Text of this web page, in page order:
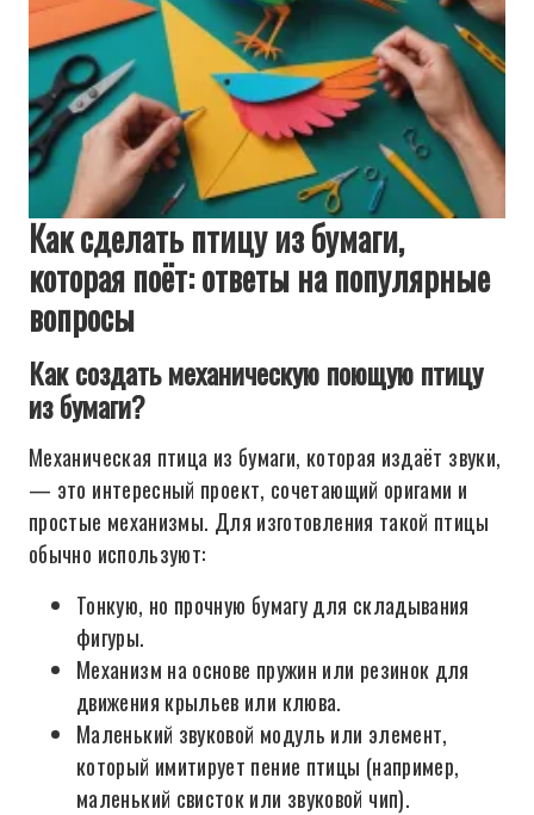
Как сделать птицу из бумаги,
которая поёт: ответы на популярные
вопросы
Как создать механическую поющую птицу
из бумаги?
Механическая птица из бумаги, которая издаёт звуки,
— это интересный проект, сочетающий оригами и
простые механизмы. Для изготовления такой птицы
обычно используют:
Тонкую, но прочную бумагу для складывания
фигуры.
Механизм на основе пружин или резинок для
движения крыльев или клюва.
Маленький звуковой модуль или элемент,
который имитирует пение птицы (например,
маленький свисток или звуковой чип).